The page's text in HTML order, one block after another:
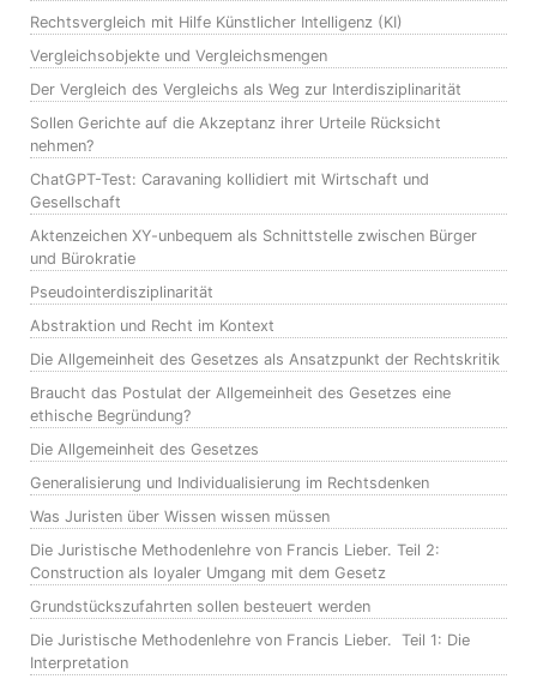
Rechtsvergleich mit Hilfe Künstlicher Intelligenz (KI)
Vergleichsobjekte und Vergleichsmengen
Der Vergleich des Vergleichs als Weg zur Interdisziplinarität
Sollen Gerichte auf die Akzeptanz ihrer Urteile Rücksicht
nehmen?
ChatGPT-Test: Caravaning kollidiert mit Wirtschaft und
Gesellschaft
Aktenzeichen XY-unbequem als Schnittstelle zwischen Bürger
und Bürokratie
Pseudointerdisziplinarität
Abstraktion und Recht im Kontext
Die Allgemeinheit des Gesetzes als Ansatzpunkt der Rechtskritik
Braucht das Postulat der Allgemeinheit des Gesetzes eine
ethische Begründung?
Die Allgemeinheit des Gesetzes
Generalisierung und Individualisierung im Rechtsdenken
Was Juristen über Wissen wissen müssen
Die Juristische Methodenlehre von Francis Lieber. Teil 2:
Construction als loyaler Umgang mit dem Gesetz
Grundstückszufahrten sollen besteuert werden
Die Juristische Methodenlehre von Francis Lieber. Teil 1: Die
Interpretation